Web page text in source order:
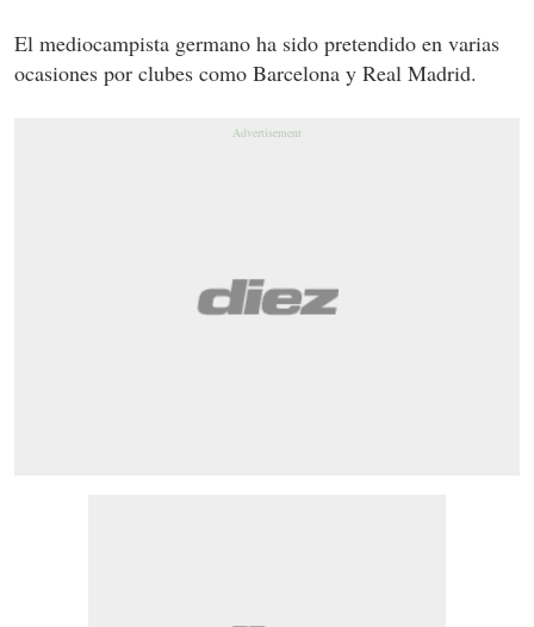
El mediocampista germano ha sido pretendido en varias
ocasiones por clubes como Barcelona y Real Madrid.